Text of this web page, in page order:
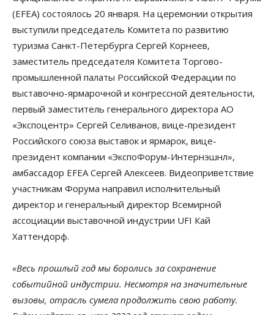
(EFEA) состоялось 20 января. На церемонии открытия
выступили председатель Комитета по развитию
туризма Санкт-Петербурга Сергей Корнеев,
заместитель председателя Комитета Торгово-
промышленной палаты Российской Федерации по
выставочно-ярмарочной и конгрессной деятельности,
первый заместитель генерального директора АО
«Экспоцентр» Сергей Селиванов, вице-президент
Российского союза выставок и ярмарок, вице-
президент компании «ЭкспоФорум-Интернэшнл»,
амбассадор EFEA Сергей Алексеев. Видеоприветствие
участникам Форума направил исполнительный
директор и генеральный директор Всемирной
ассоциации выставочной индустрии UFI Кай
Хаттендорф.
«Весь прошлый год мы боролись за сохранение
событийной индустрии. Несмотря на значительные
вызовы, отрасль сумела продолжить свою работу.